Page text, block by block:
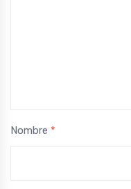
Nombre *